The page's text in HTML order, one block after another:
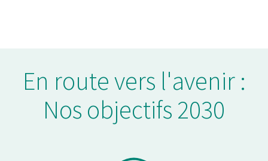
En route vers l'avenir :
Nos objectifs 2030